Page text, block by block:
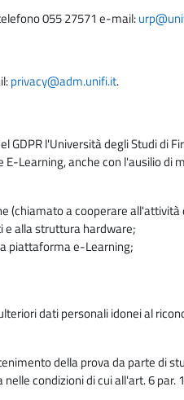
055 27571 e-mail:
privacy@adm.unifi.it.
l'Università degli Studi di
Learning, anche con l'ausilio di
(chiamato a cooperare all'attività
alla struttura hardware;
piattaforma e-Learning;
dati personali idonei al
della prova da parte di
condizioni di cui all'art. 6 par.